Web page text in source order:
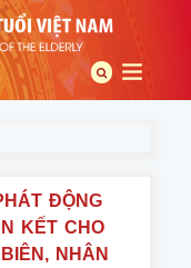
ĐỘNG
KẾT CHO
NHÂN